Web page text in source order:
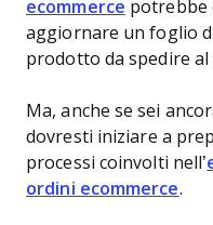
ecommerce potrebbe
aggiornare un foglio
prodotto da spedire al
Ma, anche se sei
dovresti iniziare a
processi coinvolti nell’
ordini ecommerce.